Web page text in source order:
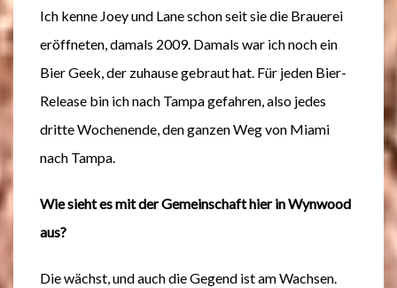
Ich kenne Joey und Lane schon seit sie die Brauerei
eröffneten, damals 2009. Damals war ich noch ein
Bier Geek, der zuhause gebraut hat. Für jeden Bier-
Release bin ich nach Tampa gefahren, also jedes
dritte Wochenende, den ganzen Weg von Miami
nach Tampa.
Wie sieht es mit der Gemeinschaft hier in Wynwood
aus?
Die wächst, und auch die Gegend ist am Wachsen.